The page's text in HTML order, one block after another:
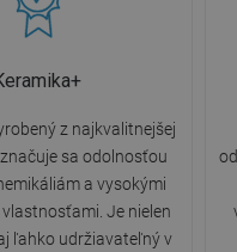
z najkvalitnejšej
sa odolnosťou
a vysokými
Je nielen
ľahko udržiavateľný v